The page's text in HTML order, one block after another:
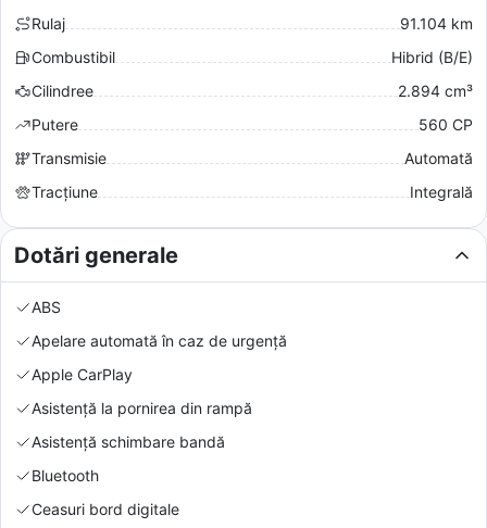
Rulaj
91.104 km
Combustibil
Hibrid (B/E)
Cilindree
2.894 cm³
Putere
560 CP
Transmisie
Automată
Tracțiune
Integrală
Dotări generale
ABS
Apelare automată în caz de urgență
Apple CarPlay
Asistență la pornirea din rampă
Asistență schimbare bandă
Bluetooth
Ceasuri bord digitale